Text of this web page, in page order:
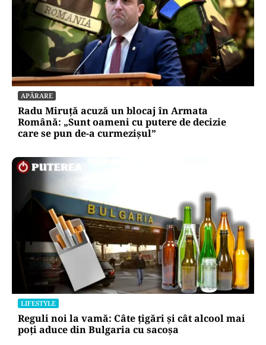
APĂRARE
Radu Miruță acuză un blocaj în Armata
Română: „Sunt oameni cu putere de decizie
care se pun de-a curmezișul”
LIFESTYLE
Reguli noi la vamă: Câte țigări și cât alcool mai
poți aduce din Bulgaria cu sacoșa